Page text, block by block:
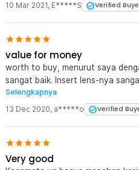
10 Mar 2021, E*****S Verified
value for money
worth to buy, menurut saya
sangat baik. Insert lens-nya
kendala mata minus/plus/progresif.
Selengkapnya
13 Dec 2020, a*****o Verified
Very good